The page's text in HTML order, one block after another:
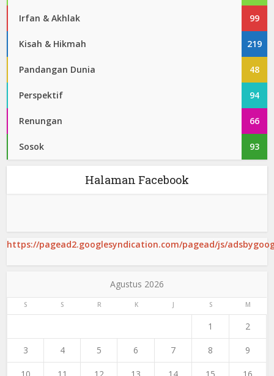
Irfan & Akhlak 99
Kisah & Hikmah 219
Pandangan Dunia 48
Perspektif 94
Renungan 66
Sosok 93
Halaman Facebook
https://pagead2.googlesyndication.com/pagead/js/
Agustus 2026
S S R K J S M
1 2
3 4 5 6 7 8 9